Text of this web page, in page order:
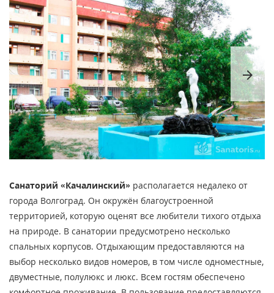
arrow_forward
Санаторий «Качалинский» располагается недалеко от
города Волгоград. Он окружён благоустроенной
территорией, которую оценят все любители тихого отдыха
на природе. В санатории предусмотрено несколько
спальных корпусов. Отдыхающим предоставляются на
выбор несколько видов номеров, в том числе одноместные,
двуместные, полулюкс и люкс. Всем гостям обеспечено